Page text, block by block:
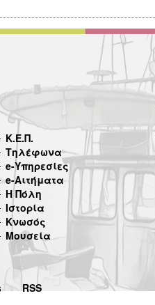
Κ.Ε.Π.
Τηλέφωνα
e-Υπηρεσίες
e-Αιτήματα
Η Πόλη
Ιστορία
Κνωσός
Μουσεία
RSS